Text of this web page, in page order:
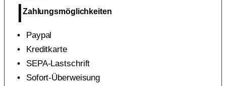
Zahlungsmöglichkeiten
Paypal
Kreditkarte
SEPA-Lastschrift
Sofort-Überweisung